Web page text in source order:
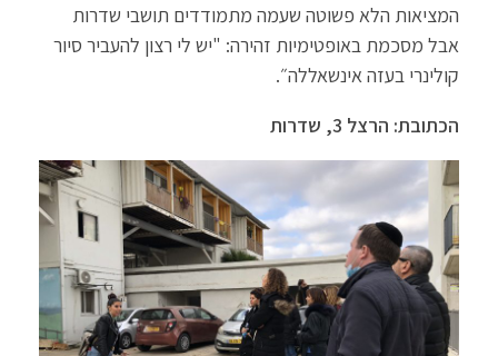
המציאות הלא פשוטה שעמה מתמודדים תושבי שדרות
אבל מסכמת באופטימיות זהירה: "יש לי רצון להעביר סיור
קולינרי בעזה אינשאללה״.
הכתובת: הרצל 3, שדרות